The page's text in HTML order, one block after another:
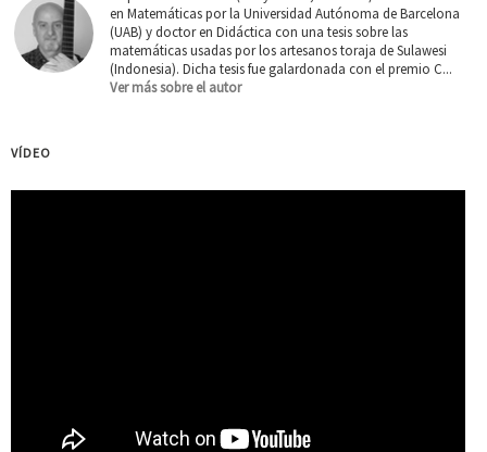
en Matemáticas por la Universidad Autónoma de Barcelona
(UAB) y doctor en Didáctica con una tesis sobre las
matemáticas usadas por los artesanos toraja de Sulawesi
(Indonesia). Dicha tesis fue galardonada con el premio C...
Ver más sobre el autor
VÍDEO